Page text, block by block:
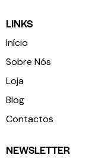
LINKS
Início
Sobre Nós
Loja
Blog
Contactos
NEWSLETTER